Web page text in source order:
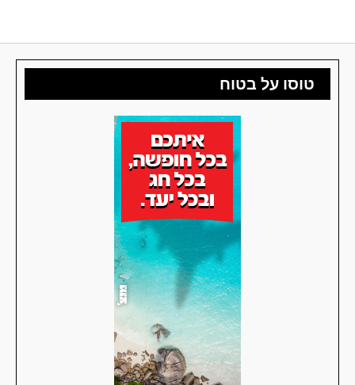
טוסו על בטוח